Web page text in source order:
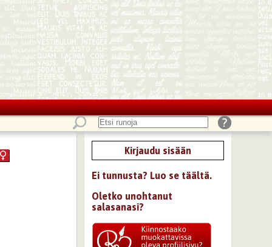
Kirjaudu sisään
Ei tunnusta? Luo se täältä.
Oletko unohtanut
salasanasi?